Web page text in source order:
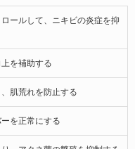
ールして、ニキビの炎症を抑
を補助する
肌荒れを防止する
を正常にする